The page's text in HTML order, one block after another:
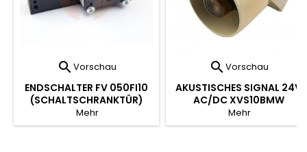
Vorschau
ENDSCHALTER FV 050FI10
(SCHALTSCHRANKTÜR)
Mehr
Vorschau
AKUSTISCHES SIGNAL 24V
AC/DC XVS10BMW
Mehr